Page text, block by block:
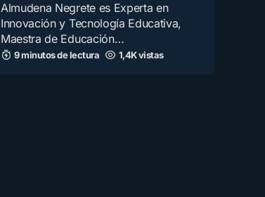
Almudena Negrete es Experta en
Innovación y Tecnología Educativa,
Maestra de Educación…
9 minutos de lectura 1,4K vistas